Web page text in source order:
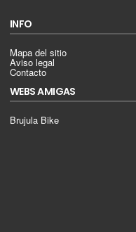
INFO
Mapa del sitio
Aviso legal
Contacto
WEBS AMIGAS
Brujula Bike